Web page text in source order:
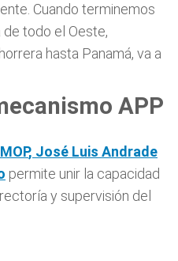
Cuando terminemos
de todo el Oeste,
hasta Panamá, va a
APP
MOP, José Luis Andrade
permite unir la capacidad
y supervisión del